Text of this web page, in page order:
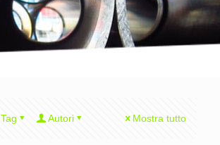
Tag Autori Mostra tutto